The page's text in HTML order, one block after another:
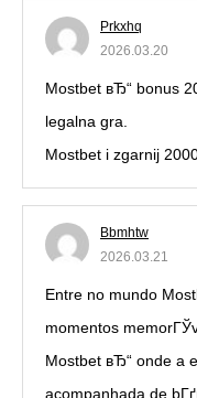
Prkxhq
2026.03.20
Mostbet вЂ“ bonus
legalna gra.
Mostbet i zgarnij 2000
Bbmhtw
2026.03.21
Entre no mundo
momentos
Mostbet вЂ“ onde a
acompanhada de